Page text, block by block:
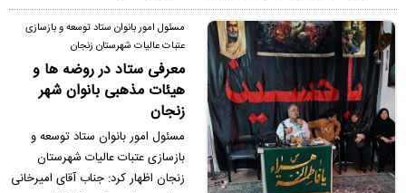
مسئول امور بانوان ستاد توسعه و بازسازی
عتبات عالیات شهرستان زنجان
معرفی ستاد در روضه ها و
هیئات مذهبی بانوان شهر
زنجان
مسئول امور بانوان ستاد توسعه و
بازسازی عتبات عالیات شهرستان
زنجان اظهار کرد: جناب آقای امیرخانی